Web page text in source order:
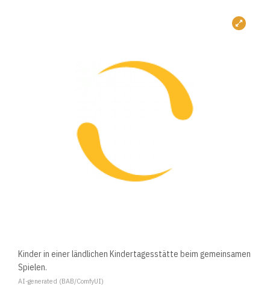
Kinder in einer ländlichen Kindertagesstätte beim gemeinsamen
Spielen.
AI-generated (BAB/ComfyUI)